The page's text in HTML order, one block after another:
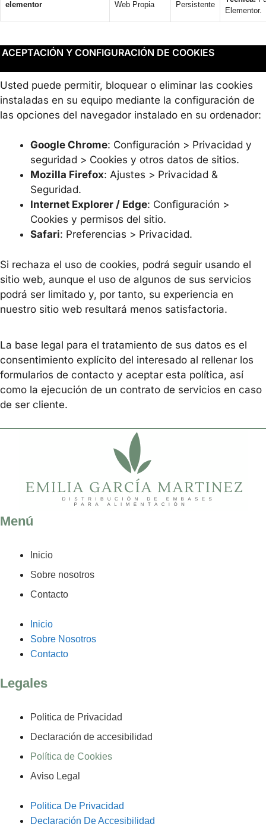
elementor Web Propia Persistente
Elementor.
ACEPTACIÓN Y CONFIGURACIÓN DE COOKIES
Usted puede permitir, bloquear o eliminar las cookies
instaladas en su equipo mediante la configuración de
las opciones del navegador instalado en su ordenador:
Google Chrome: Configuración > Privacidad y
seguridad > Cookies y otros datos de sitios.
Mozilla Firefox: Ajustes > Privacidad &
Seguridad.
Internet Explorer / Edge: Configuración >
Cookies y permisos del sitio.
Safari: Preferencias > Privacidad.
Si rechaza el uso de cookies, podrá seguir usando el
sitio web, aunque el uso de algunos de sus servicios
podrá ser limitado y, por tanto, su experiencia en
nuestro sitio web resultará menos satisfactoria.
La base legal para el tratamiento de sus datos es el
consentimiento explícito del interesado al rellenar los
formularios de contacto y aceptar esta política, así
como la ejecución de un contrato de servicios en caso
de ser cliente.
Menú
Inicio
Sobre nosotros
Contacto
Inicio
Sobre Nosotros
Contacto
Legales
Politica de Privacidad
Declaración de accesibilidad
Política de Cookies
Aviso Legal
Politica De Privacidad
Declaración De Accesibilidad